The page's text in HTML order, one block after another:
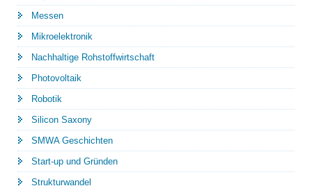
Messen
Mikroelektronik
Nachhaltige Rohstoffwirtschaft
Photovoltaik
Robotik
Silicon Saxony
SMWA Geschichten
Start-up und Gründen
Strukturwandel